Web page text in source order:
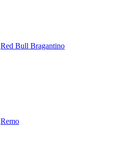
Red Bull Bragantino
Remo